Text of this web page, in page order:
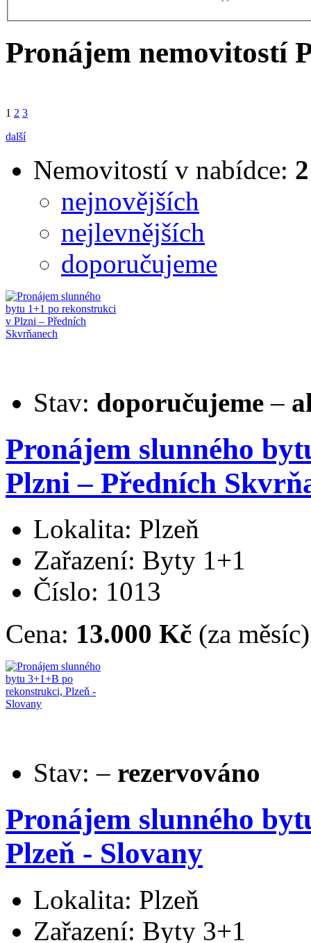
Pronájem nemovitostí
1 2 3
další
Nemovitostí v nabídce:
nejnovějších
nejlevnějších
doporučujeme
Stav: doporučujeme –
Pronájem slunného
Plzni – Předních
Lokalita: Plzeň
Zařazení: Byty 1+1
Číslo: 1013
Cena: 13.000 Kč (za měsíc)
Stav: – rezervováno
Pronájem slunného
Plzeň - Slovany
Lokalita: Plzeň
Zařazení: Byty 3+1